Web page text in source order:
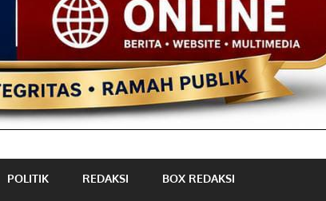
POLITIK REDAKSI BOX REDAKSI